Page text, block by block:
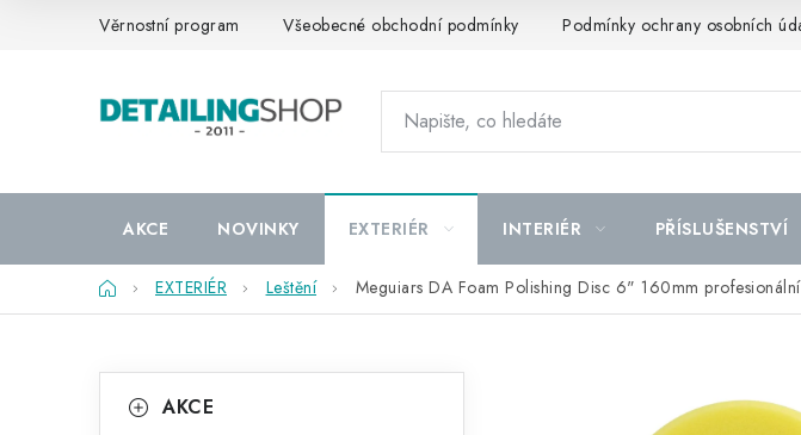
Věrnostní program Všeobecné obchodní podmínky Podmínky ochrany osobních
AKCE NOVINKY EXTERIÉR INTERIÉR PŘÍSLUŠENSTVÍ
DomůEXTERIÉR Leštění Meguiars DA Foam Polishing Disc 6" 160mm
kategorieAKCE